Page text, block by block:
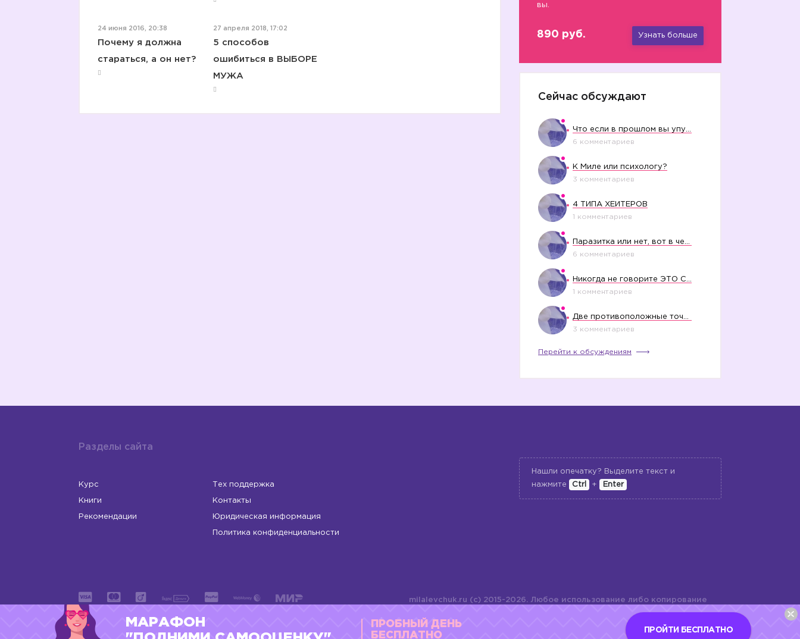
24 июня 2016, 20:38
Почему я должна
стараться, а он нет?
27 апреля 2018, 17:02
5 способов
ошибиться в ВЫБОРЕ
МУЖА
вы.
890 руб. Узнать больше
Сейчас обсуждают
6 комментариев
К Миле или психологу?
3 комментариев
4 ТИПА ХЕЙТЕРОВ
1 комментариев
6 комментариев
1 комментариев
3 комментариев
Перейти к обсуждениям
Разделы сайта
Курс
Книги
Рекомендации
Тех поддержка
Контакты
Юридическая информация
Политика конфиденциальности
Нашли опечатку? Выделите текст и
нажмите
Ctrl + Enter
ИП Левчук Людмила Николаевна
milalevchuk.ru (c) 2015-2026. Любое использование либо копирование
материалов или подборки материалов сайта, элементов дизайна и
оформления допускается лишь с разрешения правообладателя и
МАРАФОН
ПРОБНЫЙ ДЕНЬ
БЕСПЛАТНО
ПРОЙТИ БЕСПЛАТНО